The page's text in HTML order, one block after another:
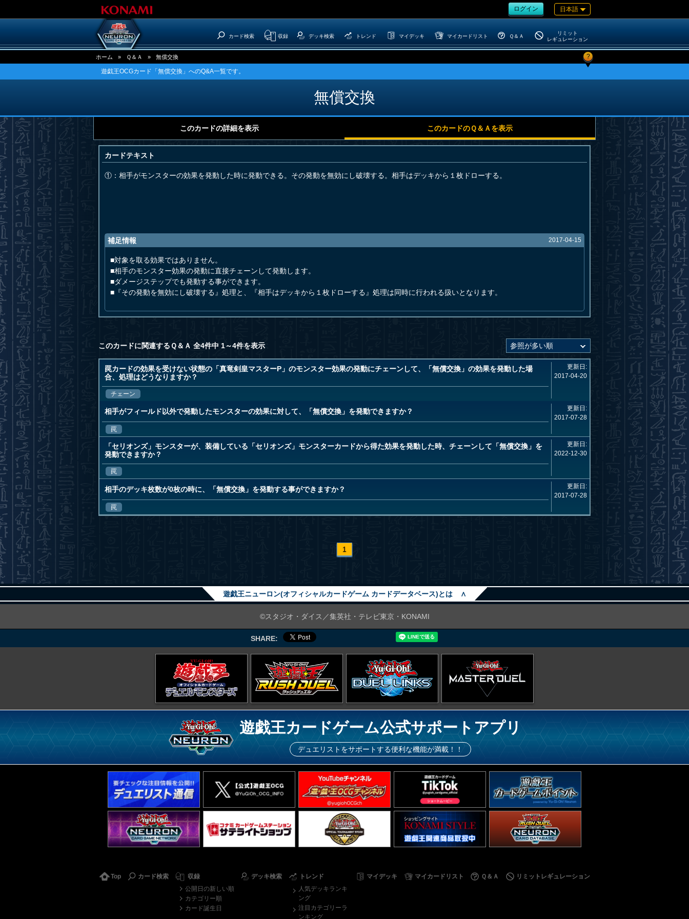
ログイン 日本語
カード検索 収録 デッキ検索 トレンド マイデッキ マイカードリスト Ｑ＆Ａ
リミット
レギュレーション
ホーム » Ｑ＆Ａ » 無償交換 ?
遊戯王OCGカード「無償交換」へのQ&A一覧です。
無償交換
このカードの詳細を表示 このカードのＱ＆Ａを表示
カードテキスト
①：相手がモンスターの効果を発動した時に発動できる。その発動を無効にし破壊する。相手はデッキから１枚ドローする。
補足情報 2017-04-15
■対象を取る効果ではありません。
■相手のモンスター効果の発動に直接チェーンして発動します。
■ダメージステップでも発動する事ができます。
■『その発動を無効にし破壊する』処理と、『相手はデッキから１枚ドローする』処理は同時に行われる扱いとなります。
このカードに関連するＱ＆Ａ 全4件中 1～4件を表示
罠カードの効果を受けない状態の「真竜剣皇マスターP」のモンスター効果の発動にチェーンして、「無償交換」の効果を発動した場
合、処理はどうなりますか？
チェーン
更新日:
2017-04-20
相手がフィールド以外で発動したモンスターの効果に対して、「無償交換」を発動できますか？
罠
更新日:
2017-07-28
「セリオンズ」モンスターが、装備している「セリオンズ」モンスターカードから得た効果を発動した時、チェーンして「無償交換」を
発動できますか？
罠
更新日:
2022-12-30
相手のデッキ枚数が0枚の時に、「無償交換」を発動する事ができますか？
罠
更新日:
2017-07-28
1
遊戯王ニューロン(オフィシャルカードゲーム カードデータベース)とは ∧
©スタジオ・ダイス／集英社・テレビ東京・KONAMI
SHARE:
遊戯王カードゲーム公式サポートアプリ
デュエリストをサポートする便利な機能が満載！！
Top カード検索
収録
公開日の新しい順
カテゴリー順
カード誕生日
デッキ検索
トレンド
人気デッキランキ
ング
注目カテゴリーラ
ンキング
マイデッキ マイカードリスト Ｑ＆Ａ リミットレギュレーション